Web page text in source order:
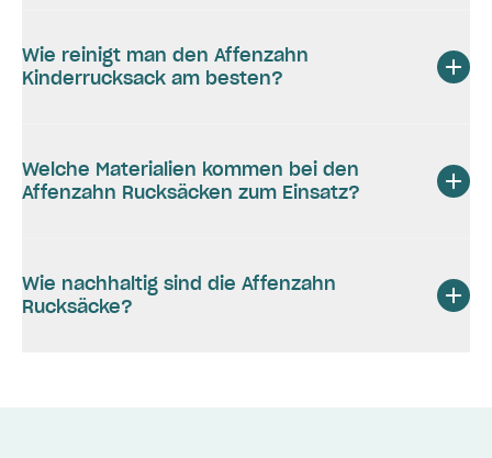
Wie reinigt man den Affenzahn
Kinderrucksack am besten?
Welche Materialien kommen bei den
Affenzahn Rucksäcken zum Einsatz?
Wie nachhaltig sind die Affenzahn
Rucksäcke?